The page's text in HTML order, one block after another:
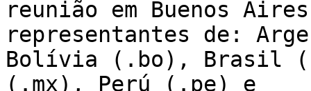
reunião em Buenos
representantes de:
Bolívia (.bo), Brasil
(.mx), Perú (.pe) e